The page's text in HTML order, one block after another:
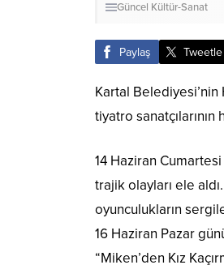
Güncel Kültür-Sanat
Paylaş Tweetle
Kartal
tiyatro
14 Haziran
trajik olayları ele
oyunculukların
16 Haziran Pazar
“Miken’den Kız